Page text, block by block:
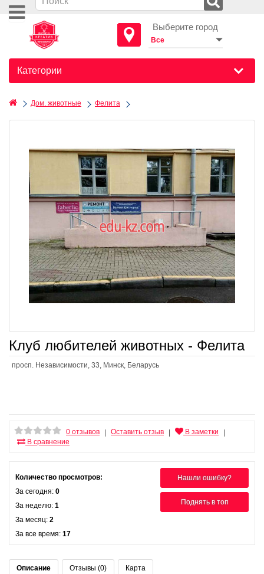
Выберите город
Категории
Дом. животные Фелита
Клуб любителей животных - Фелита
просп. Независимости, 33, Минск, Беларусь
0 отзывов Оставить отзыв В заметки
В сравнение
Нашли ошибку?
Поднять в топ
Количество просмотров:
За сегодня: 0
За неделю: 1
За месяц: 2
За все время: 17
Описание Отзывы (0) Карта